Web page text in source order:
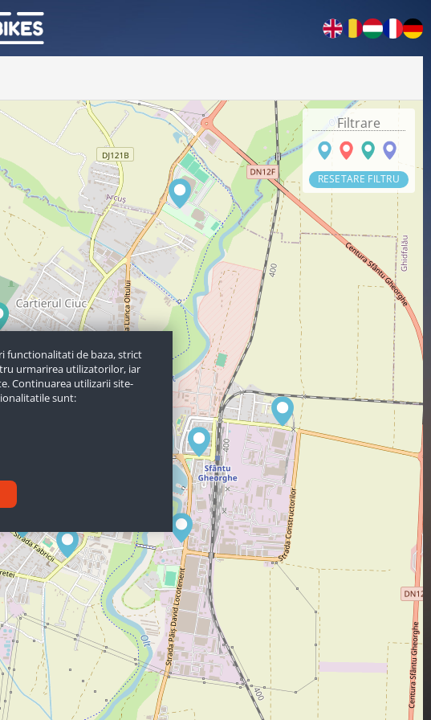
functionalitati de baza, strict
urmarirea utilizatorilor, iar
Continuarea utilizarii site-
sunt:
Filtrare
RESETARE FILTRU